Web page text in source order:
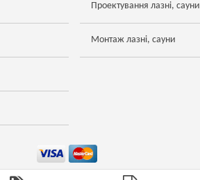
Проектування лазні, сауни
Монтаж лазні, сауни